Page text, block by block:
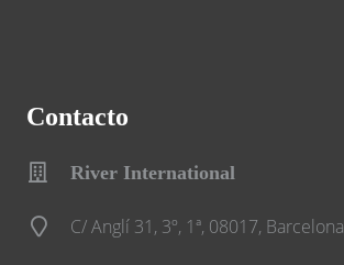
Contacto
River International
C/ Anglí 31, 3º, 1ª, 08017, Barcelona